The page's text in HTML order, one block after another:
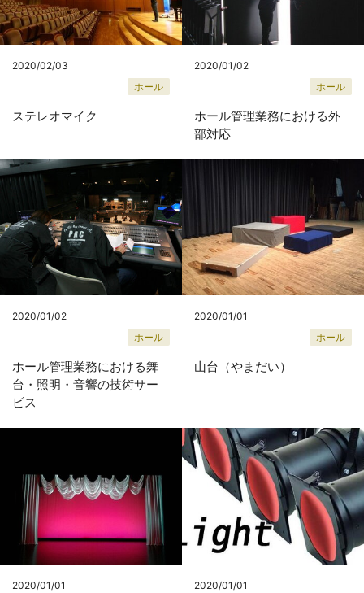
2020/02/03
ホール
ステレオマイク
2020/01/02
ホール
ホール管理業務における外
部対応
2020/01/02
ホール
ホール管理業務における舞
台・照明・音響の技術サー
ビス
2020/01/01
ホール
山台（やまだい）
2020/01/01
2020/01/01